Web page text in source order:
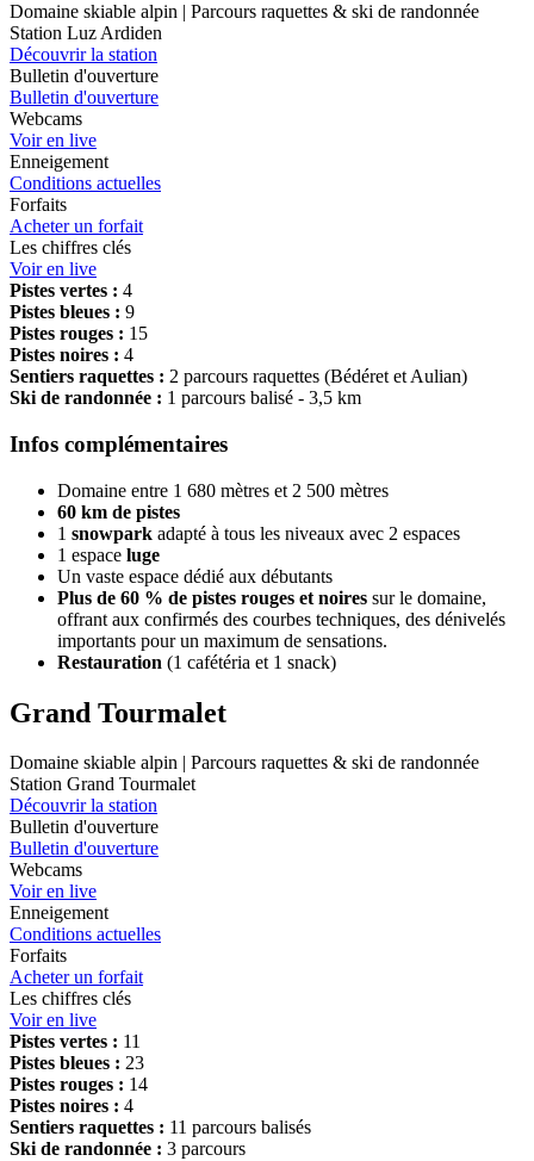
Domaine skiable alpin | Parcours raquettes & ski de randonnée
Station Luz Ardiden
Découvrir la station
Bulletin d'ouverture
Bulletin d'ouverture
Webcams
Voir en live
Enneigement
Conditions actuelles
Forfaits
Acheter un forfait
Les chiffres clés
Voir en live
Pistes vertes : 4
Pistes bleues : 9
Pistes rouges : 15
Pistes noires : 4
Sentiers raquettes : 2 parcours raquettes (Bédéret et Aulian)
Ski de randonnée : 1 parcours balisé - 3,5 km
Infos complémentaires
Domaine entre 1 680 mètres et 2 500 mètres
60 km de pistes
1 snowpark adapté à tous les niveaux avec 2 espaces
1 espace luge
Un vaste espace dédié aux débutants
Plus de 60 % de pistes rouges et noires sur le domaine,
offrant aux confirmés des courbes techniques, des dénivelés
importants pour un maximum de sensations.
Restauration (1 cafétéria et 1 snack)
Grand Tourmalet
Domaine skiable alpin | Parcours raquettes & ski de randonnée
Station Grand Tourmalet
Découvrir la station
Bulletin d'ouverture
Bulletin d'ouverture
Webcams
Voir en live
Enneigement
Conditions actuelles
Forfaits
Acheter un forfait
Les chiffres clés
Voir en live
Pistes vertes : 11
Pistes bleues : 23
Pistes rouges : 14
Pistes noires : 4
Sentiers raquettes : 11 parcours balisés
Ski de randonnée : 3 parcours